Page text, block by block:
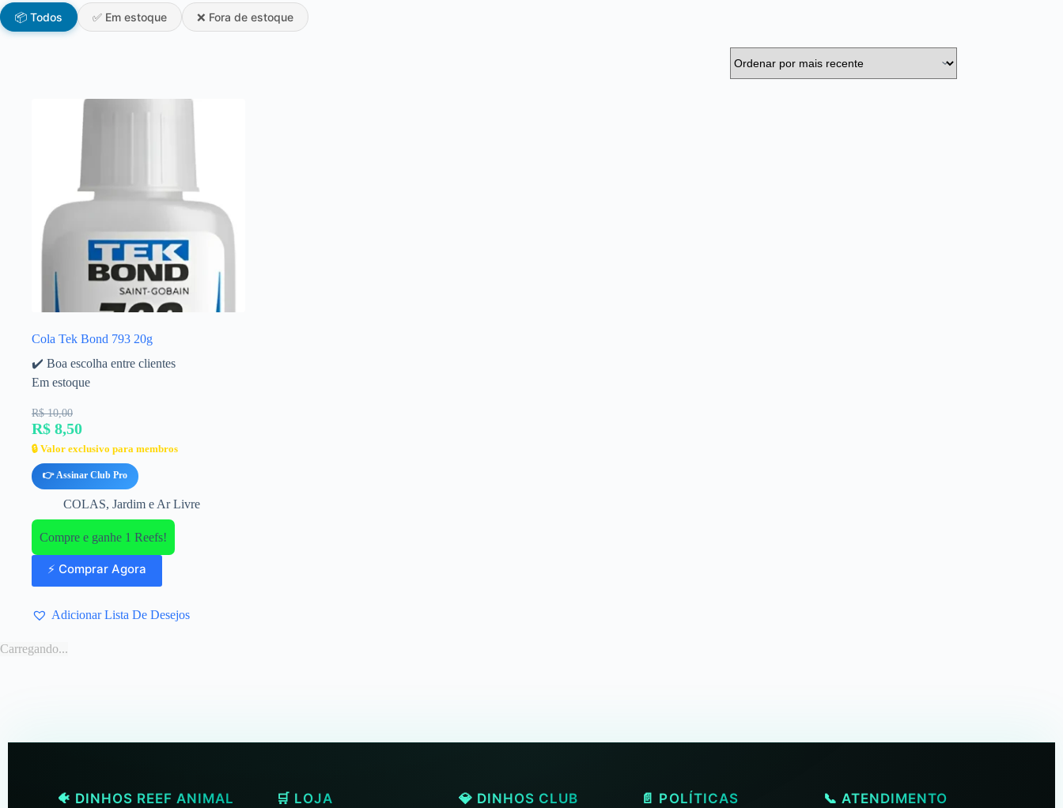
📦 Todos ✅ Em estoque ❌ Fora de estoque
Cola Tek Bond 793 20g
✔️ Boa escolha entre clientes
Em estoque
R$ 10,00
R$ 8,50
🔒 Valor exclusivo para membros
👉 Assinar Club Pro
COLAS, Jardim e Ar Livre
Compre e ganhe 1 Reefs!
⚡ Comprar Agora
Adicionar Lista De Desejos
Carregando...
🐠 DINHOS REEF ANIMAL 🛒 LOJA 💎 DINHOS CLUB 📄 POLÍTICAS 📞 ATENDIMENTO